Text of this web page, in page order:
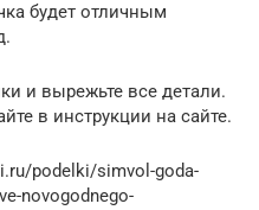
будет отличным
и вырежьте все детали.
в инструкции на сайте.
podelki/simvol-goda-
novogodnego-